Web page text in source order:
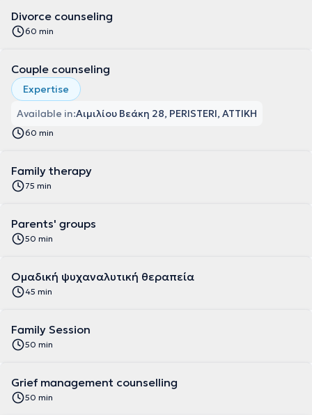
Divorce counseling
60 min
Couple counseling
Expertise
Available in:Αιμιλίου Βεάκη 28, PERISTERI, ΑΤΤΙΚΗ
60 min
Family therapy
75 min
Parents' groups
50 min
Ομαδική ψυχαναλυτική θεραπεία
45 min
Family Session
50 min
Grief management counselling
50 min